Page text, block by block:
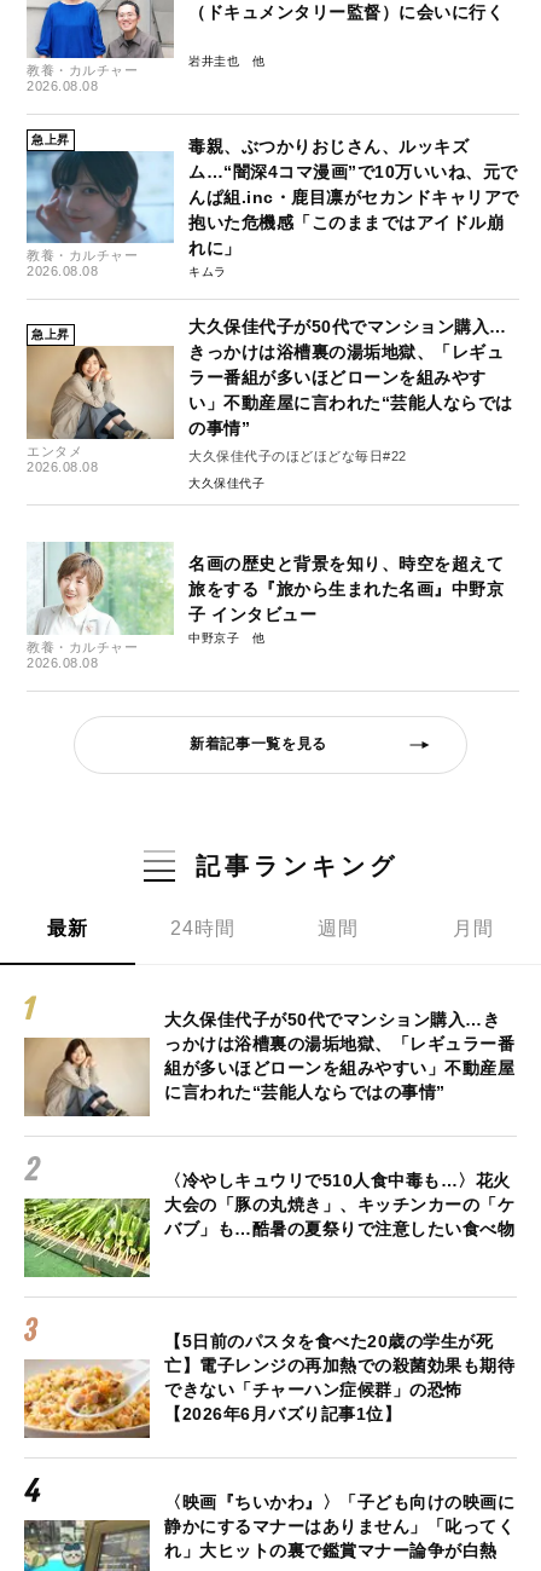
教養・カルチャー
2026.08.08
（ドキュメンタリー監督）に会いに行く
岩井圭也
急上昇
教養・カルチャー
2026.08.08
毒親、ぶつかりおじさん、ルッキズ
ム…“闇深4コマ漫画”で10万いいね、元で
んぱ組.inc・鹿目凛がセカンドキャリアで
抱いた危機感「このままではアイドル崩
れに」
キムラ
急上昇
エンタメ
2026.08.08
大久保佳代子が50代でマンション購入…
きっかけは浴槽裏の湯垢地獄、「レギュ
ラー番組が多いほどローンを組みやす
い」不動産屋に言われた“芸能人ならでは
の事情”
大久保佳代子のほどほどな毎日#22
大久保佳代子
教養・カルチャー
2026.08.08
名画の歴史と背景を知り、時空を超えて
旅をする『旅から生まれた名画』中野京
子 インタビュー
中野京子
新着記事一覧を見る
記事ランキング
最新 24時間 週間 月間
大久保佳代子が50代でマンション購入…き
っかけは浴槽裏の湯垢地獄、「レギュラー番
組が多いほどローンを組みやすい」不動産屋
に言われた“芸能人ならではの事情”
〈冷やしキュウリで510人食中毒も…〉花火
大会の「豚の丸焼き」、キッチンカーの「ケ
バブ」も…酷暑の夏祭りで注意したい食べ物
【5日前のパスタを食べた20歳の学生が死
亡】電子レンジの再加熱での殺菌効果も期待
できない「チャーハン症候群」の恐怖
【2026年6月バズり記事1位】
〈映画『ちいかわ』〉「子ども向けの映画に
静かにするマナーはありません」「叱ってく
れ」大ヒットの裏で鑑賞マナー論争が白熱